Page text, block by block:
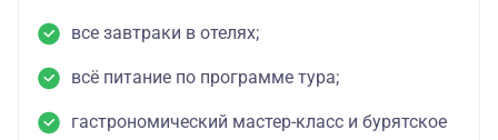
все завтраки в отелях;
всё питание по программе тура;
гастрономический мастер-класс и бурятское